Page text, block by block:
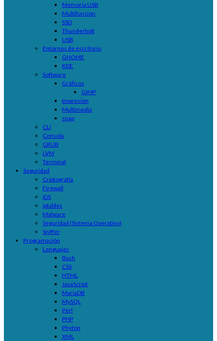
Memoria USB
Multifunción
SSD
Thunderbolt
USB
Entornos de escritorio
GNOME
KDE
Software
Gráficos
GIMP
Impresión
Multimedia
snap
CLI
Consola
GRUB
LVM
Terminal
Seguridad
Criptografía
Firewall
IDS
iptables
Malware
Seguridad (Sistema Operativo)
Sniffer
Programación
Lenguajes
Bash
CSS
HTML
JavaScript
MariaDB
MySQL
Perl
PHP
Phyton
XML